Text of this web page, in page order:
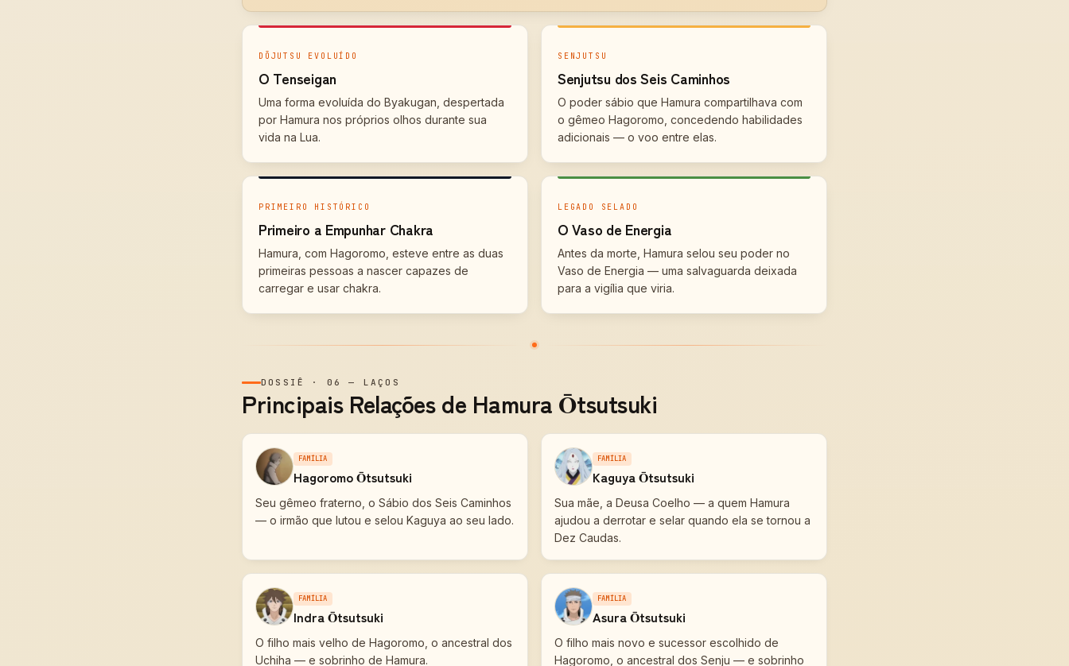
DŌJUTSU EVOLUÍDO
O Tenseigan
Uma forma evoluída do Byakugan, despertada
por Hamura nos próprios olhos durante sua
vida na Lua.
SENJUTSU
Senjutsu dos Seis Caminhos
O poder sábio que Hamura compartilhava com
o gêmeo Hagoromo, concedendo habilidades
adicionais — o voo entre elas.
PRIMEIRO HISTÓRICO
Primeiro a Empunhar Chakra
Hamura, com Hagoromo, esteve entre as duas
primeiras pessoas a nascer capazes de
carregar e usar chakra.
LEGADO SELADO
O Vaso de Energia
Antes da morte, Hamura selou seu poder no
Vaso de Energia — uma salvaguarda deixada
para a vigília que viria.
DOSSIÊ · 06 — LAÇOS
Principais Relações de Hamura Ōtsutsuki
FAMÍLIA
Hagoromo Ōtsutsuki
Seu gêmeo fraterno, o Sábio dos Seis Caminhos
— o irmão que lutou e selou Kaguya ao seu lado.
FAMÍLIA
Kaguya Ōtsutsuki
Sua mãe, a Deusa Coelho — a quem Hamura
ajudou a derrotar e selar quando ela se tornou a
Dez Caudas.
FAMÍLIA
Indra Ōtsutsuki
O filho mais velho de Hagoromo, o ancestral dos
Uchiha — e sobrinho de Hamura.
FAMÍLIA
Asura Ōtsutsuki
O filho mais novo e sucessor escolhido de
Hagoromo, o ancestral dos Senju — e sobrinho